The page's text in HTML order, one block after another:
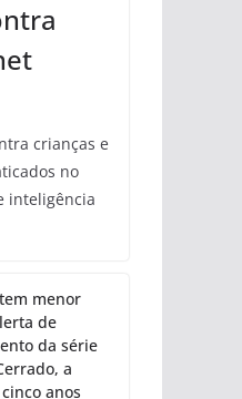
crianças e
no
inteligência
menor
de
da série
a
anos